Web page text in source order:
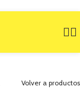
Volver a productos